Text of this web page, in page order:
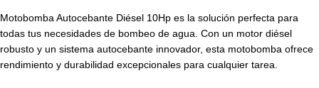
Motobomba Autocebante Diésel 10Hp es la solución perfecta para
todas tus necesidades de bombeo de agua. Con un motor diésel
robusto y un sistema autocebante innovador, esta motobomba ofrece
rendimiento y durabilidad excepcionales para cualquier tarea.